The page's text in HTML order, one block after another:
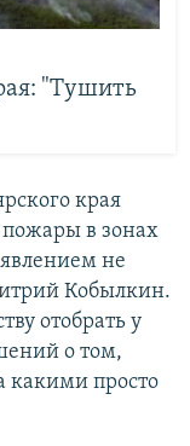
"Тушить
края
в зонах
не
Кобылкин.
отобрать у
о том,
какими просто